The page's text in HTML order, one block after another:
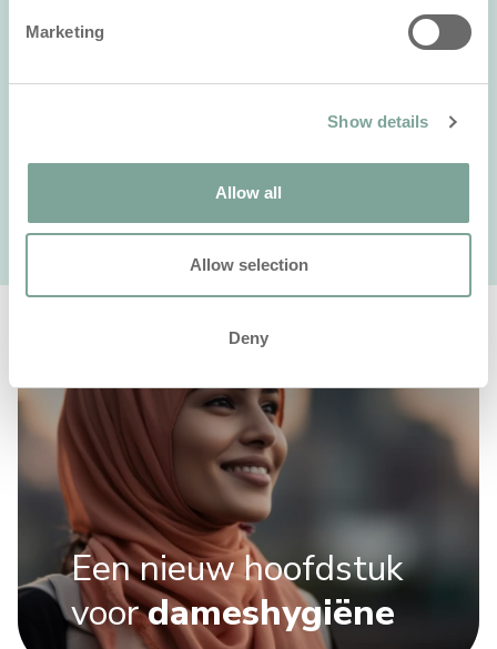
Marketing
Show details
Allow all
Allow selection
Deny
Onze oplossingen zijn ontworpen met het oog op
Een nieuw hoofdstuk
voordameshygiëne